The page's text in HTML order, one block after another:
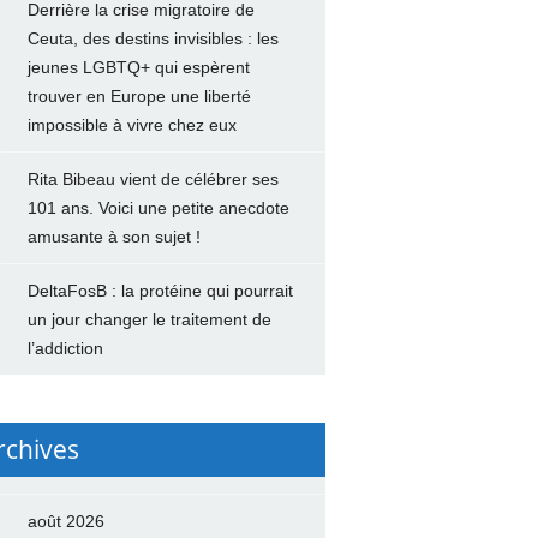
Derrière la crise migratoire de
Ceuta, des destins invisibles : les
jeunes LGBTQ+ qui espèrent
trouver en Europe une liberté
impossible à vivre chez eux
Rita Bibeau vient de célébrer ses
101 ans. Voici une petite anecdote
amusante à son sujet !
DeltaFosB : la protéine qui pourrait
un jour changer le traitement de
l’addiction
août 2026